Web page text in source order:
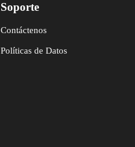
Soporte
Contáctenos
Políticas de Datos